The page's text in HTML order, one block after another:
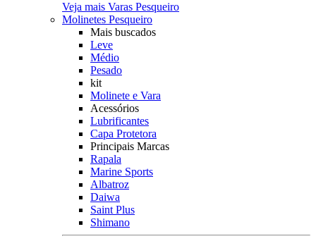
Veja mais Varas Pesqueiro
Molinetes Pesqueiro
Mais buscados
Leve
Médio
Pesado
kit
Molinete e Vara
Acessórios
Lubrificantes
Capa Protetora
Principais Marcas
Rapala
Marine Sports
Albatroz
Daiwa
Saint Plus
Shimano